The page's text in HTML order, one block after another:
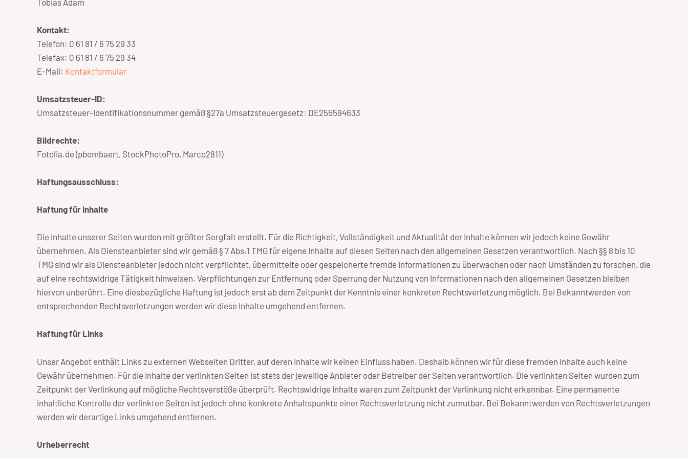
Kontakt:
Telefon: 0 61 81 / 6 75 29 33
Telefax: 0 61 81 / 6 75 29 34
E-Mail: Kontaktformular
Umsatzsteuer-ID:
Umsatzsteuer-Identifikationsnummer gemäß §27a Umsatzsteuergesetz: DE255594633
Bildrechte:
Fotolia.de (pbombaert, StockPhotoPro, Marco2811)
Haftungsausschluss:
Haftung für Inhalte
Die Inhalte unserer Seiten wurden mit größter Sorgfalt erstellt. Für die Richtigkeit, Vollständigkeit und Aktualität der Inhalte können wir jedoch keine Gewähr
übernehmen. Als Diensteanbieter sind wir gemäß § 7 Abs.1 TMG für eigene Inhalte auf diesen Seiten nach den allgemeinen Gesetzen verantwortlich. Nach §§ 8 bis 10
TMG sind wir als Diensteanbieter jedoch nicht verpflichtet, übermittelte oder gespeicherte fremde Informationen zu überwachen oder nach Umständen zu forschen, die
auf eine rechtswidrige Tätigkeit hinweisen. Verpflichtungen zur Entfernung oder Sperrung der Nutzung von Informationen nach den allgemeinen Gesetzen bleiben
hiervon unberührt. Eine diesbezügliche Haftung ist jedoch erst ab dem Zeitpunkt der Kenntnis einer konkreten Rechtsverletzung möglich. Bei Bekanntwerden von
entsprechenden Rechtsverletzungen werden wir diese Inhalte umgehend entfernen.
Haftung für Links
Unser Angebot enthält Links zu externen Webseiten Dritter, auf deren Inhalte wir keinen Einfluss haben. Deshalb können wir für diese fremden Inhalte auch keine
Gewähr übernehmen. Für die Inhalte der verlinkten Seiten ist stets der jeweilige Anbieter oder Betreiber der Seiten verantwortlich. Die verlinkten Seiten wurden zum
Zeitpunkt der Verlinkung auf mögliche Rechtsverstöße überprüft. Rechtswidrige Inhalte waren zum Zeitpunkt der Verlinkung nicht erkennbar. Eine permanente
inhaltliche Kontrolle der verlinkten Seiten ist jedoch ohne konkrete Anhaltspunkte einer Rechtsverletzung nicht zumutbar. Bei Bekanntwerden von Rechtsverletzungen
werden wir derartige Links umgehend entfernen.
Urheberrecht